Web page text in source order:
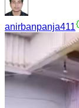
anirbanpanja411